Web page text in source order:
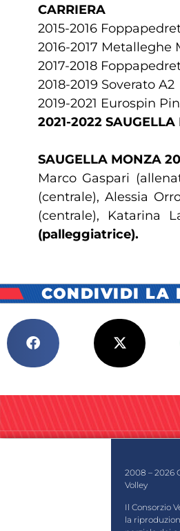
CARRIERA
2015-2016
2016-2017 Metalleghe
2017-2018
2018-2019 Soverato A2
2019-2021 Eurospin
2021-2022
SAUGELLA MONZA
Marco Gaspari
(centrale), Alessia
(centrale), Katarina
(palleggiatrice).
CONDIVIDI LA
2008 – 2026
Volley
Il Consorzio
la